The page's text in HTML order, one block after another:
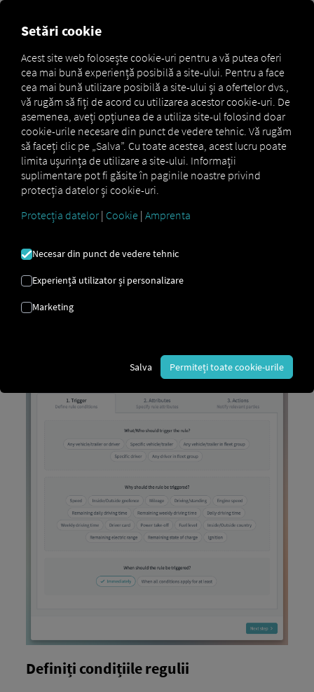
Crearea unei reguli
personalizate
Regulile personalizate vă permit să vă notificați pe
dumneavoastră sau alți utilizatori din contul
dumneavoastră despre diverse evenimente – fie prin e-
mail, fie direct prin intermediul platformei. În acest fel,
păstrați întotdeauna controlul deplin.
de flotă au permisiunea de a crea reguli.
destinatari ai notificărilor.
Definiți condițiile regulii
Setări cookie
Acest site web folosește cookie-uri pentru a vă putea oferi
cea mai bună experiență posibilă a site-ului. Pentru a face
cea mai bună utilizare posibilă a site-ului și a ofertelor dvs.,
vă rugăm să fiți de acord cu utilizarea acestor cookie-uri. De
asemenea, aveți opțiunea de a utiliza site-ul folosind doar
cookie-urile necesare din punct de vedere tehnic. Vă rugăm
să faceți clic pe „Salva”. Cu toate acestea, acest lucru poate
limita ușurința de utilizare a site-ului. Informații
suplimentare pot fi găsite în paginile noastre privind
protecția datelor și cookie-uri.
Protecția datelor | Cookie | Amprenta
Necesar din punct de vedere tehnic
Experiență utilizator și personalizare
Marketing
Salva Permiteți toate cookie-urile